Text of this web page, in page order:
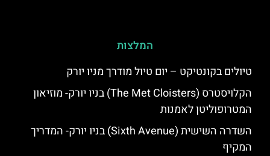
המלצות
טיולים בקונטיקט – יום טיול מודרך מניו יורק
הקלויסטרס (The Met Cloisters) בניו יורק- מוזיאון
המטרופוליטן לאמנות
השדרה השישית (Sixth Avenue) בניו יורק- המדריך
המקיף